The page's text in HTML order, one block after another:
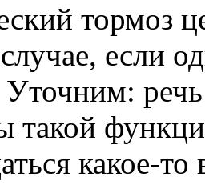
тормоз
если
такой
какое-